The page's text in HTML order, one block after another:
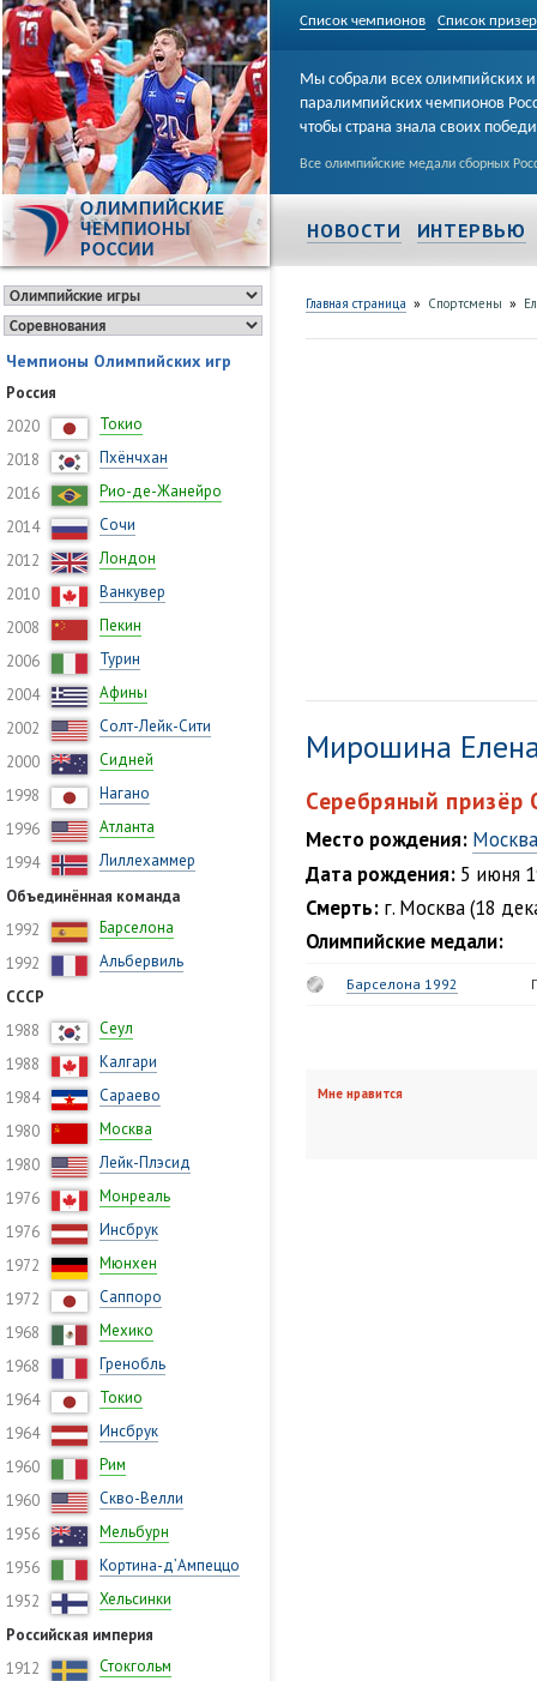
Список чемпионов Список
ОЛИМПИЙСКИЕ
ЧЕМПИОНЫ
РОССИИ
Мы собрали всех олимпийских и
паралимпийских чемпионов
чтобы страна знала своих
Все олимпийские медали сборных
НОВОСТИ ИНТЕРВЬЮ
Чемпионы Олимпийских игр
Россия
2020
Токио
2018
Пхёнчхан
2016
Рио-де-Жанейро
2014
Сочи
2012
Лондон
2010
Ванкувер
2008
Пекин
2006
Турин
2004
Афины
2002
Солт-Лейк-Сити
2000
Сидней
1998
Нагано
1996
Атланта
1994
Лиллехаммер
Объединённая команда
1992
Барселона
1992
Альбервиль
СССР
1988
Сеул
1988
Калгари
1984
Сараево
1980
Москва
1980
Лейк-Плэсид
1976
Монреаль
1976
Инсбрук
1972
Мюнхен
1972
Саппоро
1968
Мехико
1968
Гренобль
1964
Токио
1964
Инсбрук
1960
Рим
1960
Скво-Велли
1956
Мельбурн
1956
Кортина-д’Ампеццо
1952
Хельсинки
Российская империя
1912
Стокгольм
Главная страница » Спортсмены »
Мирошина
Серебряный
Место рождения: Москва
Дата рождения: 5 июня
Смерть: г. Москва (18
Олимпийские медали:
Барселона 1992
Мне нравится